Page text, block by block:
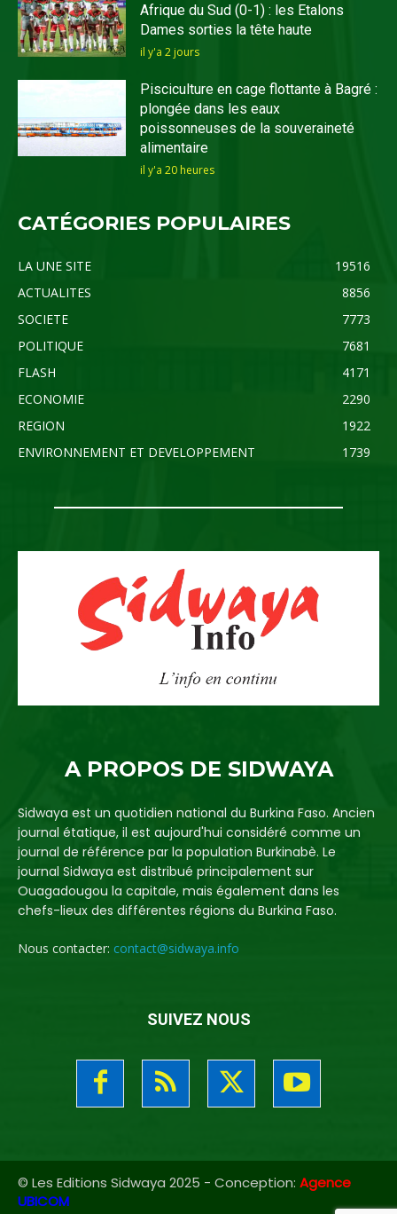
Afrique du Sud (0-1) : les Etalons
Dames sorties la tête haute
il y'a 2 jours
Pisciculture en cage flottante à Bagré :
plongée dans les eaux
poissonneuses de la souveraineté
alimentaire
il y'a 20 heures
CATÉGORIES POPULAIRES
LA UNE SITE
19516
ACTUALITES
8856
SOCIETE
7773
POLITIQUE
7681
FLASH
4171
ECONOMIE
2290
REGION
1922
ENVIRONNEMENT ET DEVELOPPEMENT
1739
A PROPOS DE SIDWAYA
Sidwaya est un quotidien national du Burkina Faso. Ancien
journal étatique, il est aujourd'hui considéré comme un
journal de référence par la population Burkinabè. Le
journal Sidwaya est distribué principalement sur
Ouagadougou la capitale, mais également dans les
chefs-lieux des différentes régions du Burkina Faso.
Nous contacter: contact@sidwaya.info
SUIVEZ NOUS
© Les Editions Sidwaya 2025 - Conception: Agence
UBICOM